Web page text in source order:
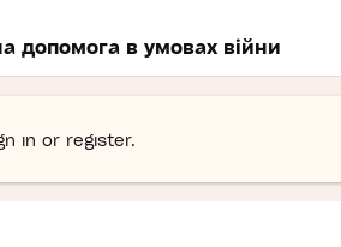
допомога в умовах війни
in or register.